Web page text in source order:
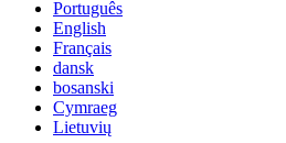
Português
English
Français
dansk
bosanski
Cymraeg
Lietuvių